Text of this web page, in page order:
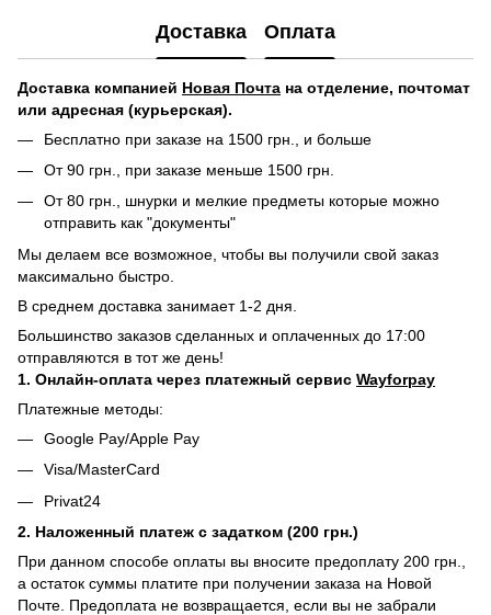
Доставка Оплата
Доставка компанией Новая Почта на отделение, почтомат
или адресная (курьерская).
Бесплатно при заказе на 1500 грн., и больше
От 90 грн., при заказе меньше 1500 грн.
От 80 грн., шнурки и мелкие предметы которые можно
отправить как "документы"
Мы делаем все возможное, чтобы вы получили свой заказ
максимально быстро.
В среднем доставка занимает 1-2 дня.
Большинство заказов сделанных и оплаченных до 17:00
отправляются в тот же день!
1. Онлайн-оплата через платежный сервис Wayforpay
Платежные методы:
Google Pay/Apple Pay
Visa/MasterCard
Privat24
2. Наложенный платеж с задатком (200 грн.)
При данном способе оплаты вы вносите предоплату 200 грн.,
а остаток суммы платите при получении заказа на Новой
Почте. Предоплата не возвращается, если вы не забрали